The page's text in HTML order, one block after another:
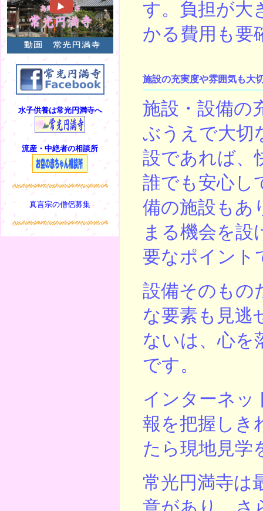
水子供養は常光円満寺へ
流産・中絶者の相談所
真言宗の僧侶募集
す。負担が大
かる費用も要
施設の充実度や雰囲気も大
施設・設備の
ぶうえで大切
設であれば、
誰でも安心し
備の施設もあ
まる機会を設
要なポイント
設備そのもの
な要素も見逃
ないは、心を
です。
インターネッ
報を把握しき
たら現地見学
常光円満寺は